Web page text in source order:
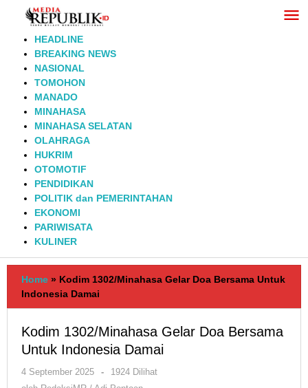
Lewati
HEADLINE
BREAKING NEWS
NASIONAL
TOMOHON
MANADO
MINAHASA
MINAHASA SELATAN
OLAHRAGA
HUKRIM
OTOMOTIF
PENDIDIKAN
POLITIK dan PEMERINTAHAN
EKONOMI
PARIWISATA
KULINER
Home » Kodim 1302/Minahasa Gelar Doa Bersama Untuk
Indonesia Damai
Kodim 1302/Minahasa Gelar Doa Bersama
Untuk Indonesia Damai
4 September 2025
oleh
RedaksiMR
-
1924 Dilihat